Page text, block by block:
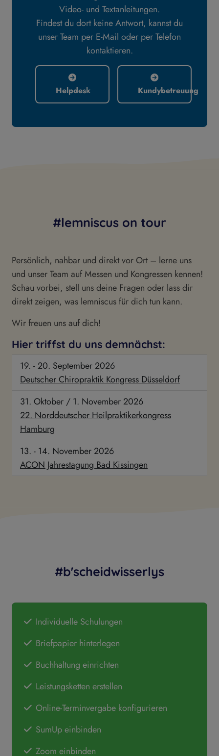
Video- und Textanleitungen.
Findest du dort keine Antwort, kannst du
unser Team per E-Mail oder per Telefon
kontaktieren.
Helpdesk Kundybetreuung
#lemniscus on tour
Persönlich, nahbar und direkt vor Ort – lerne uns
und unser Team auf Messen und Kongressen kennen!
Schau vorbei, stell uns deine Fragen oder lass dir
direkt zeigen, was lemniscus für dich tun kann.
Wir freuen uns auf dich!
Hier triffst du uns demnächst:
19. - 20. September 2026
Deutscher Chiropraktik Kongress Düsseldorf
31. Oktober / 1. November 2026
22. Norddeutscher Heilpraktikerkongress
Hamburg
13. - 14. November 2026
ACON Jahrestagung Bad Kissingen
#b'scheidwisserlys
Individuelle Schulungen
Briefpapier hinterlegen
Buchhaltung einrichten
Leistungsketten erstellen
Online-Terminvergabe konfigurieren
SumUp einbinden
Zoom einbinden